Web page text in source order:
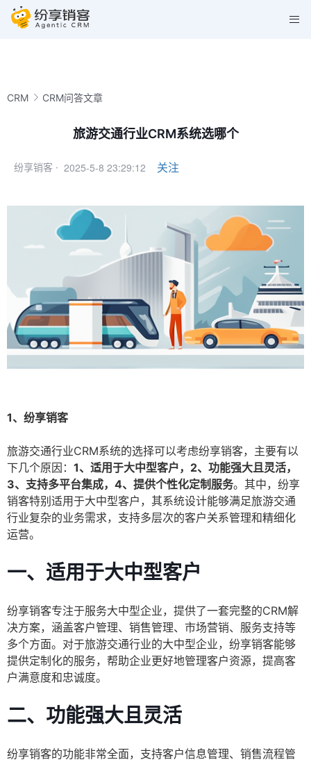
CRM CRM问答文章
旅游交通行业CRM系统选哪个
纷享销客 · 2025-5-8 23:29:12 关注
1、纷享销客
旅游交通行业CRM系统的选择可以考虑纷享销客，主要有以
下几个原因： 1、适用于大中型客户，2、功能强大且灵活，
3、支持多平台集成，4、提供个性化定制服务。其中，纷享
销客特别适用于大中型客户，其系统设计能够满足旅游交通
行业复杂的业务需求，支持多层次的客户关系管理和精细化
运营。
一、适用于大中型客户
纷享销客专注于服务大中型企业，提供了一套完整的CRM解
决方案，涵盖客户管理、销售管理、市场营销、服务支持等
多个方面。对于旅游交通行业的大中型企业，纷享销客能够
提供定制化的服务，帮助企业更好地管理客户资源，提高客
户满意度和忠诚度。
二、功能强大且灵活
纷享销客的功能非常全面，支持客户信息管理、销售流程管